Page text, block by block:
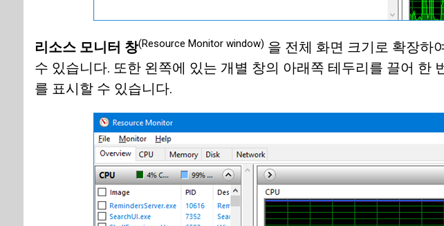
리소스 모니터 창(Resource Monitor window) 을 전체 화면 크기로 확장하
수 있습니다. 또한 왼쪽에 있는 개별 창의 아래쪽 테두리를 끌어 한
를 표시할 수 있습니다.